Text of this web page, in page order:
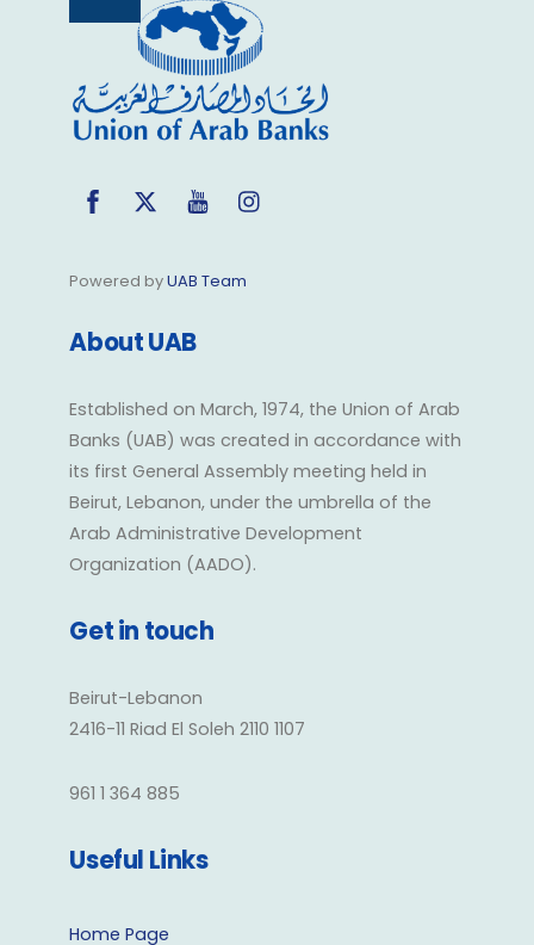
Top
FacebookTwitter YouTube
Powered byUAB Team
About UAB
Established on March, 1974, the Union of Arab
Banks (UAB) was created in accordance with
its first General Assembly meeting held in
Beirut, Lebanon, under the umbrella of the
Arab Administrative Development
Organization (AADO).
Get in touch
Beirut-Lebanon
2416-11 Riad El Soleh 2110 1107
961 1 364 885
Useful Links
Home Page